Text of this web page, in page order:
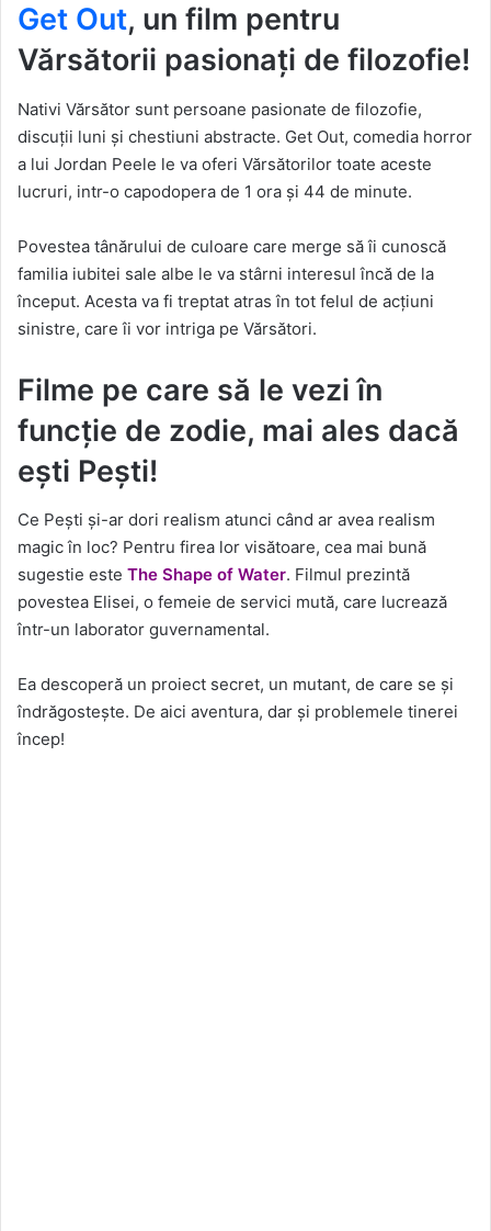
Get Out, un film pentru
Vărsătorii pasionați de filozofie!
Nativi Vărsător sunt persoane pasionate de filozofie,
discuții luni și chestiuni abstracte. Get Out, comedia horror
a lui Jordan Peele le va oferi Vărsătorilor toate aceste
lucruri, intr-o capodopera de 1 ora și 44 de minute.
Povestea tânărului de culoare care merge să îi cunoscă
familia iubitei sale albe le va stârni interesul încă de la
început. Acesta va fi treptat atras în tot felul de acțiuni
sinistre, care îi vor intriga pe Vărsători.
Filme pe care să le vezi în
funcție de zodie, mai ales dacă
ești Pești!
Ce Pești și-ar dori realism atunci când ar avea realism
magic în loc? Pentru firea lor visătoare, cea mai bună
sugestie este The Shape of Water. Filmul prezintă
povestea Elisei, o femeie de servici mută, care lucrează
într-un laborator guvernamental.
Ea descoperă un proiect secret, un mutant, de care se și
îndrăgostește. De aici aventura, dar și problemele tinerei
încep!